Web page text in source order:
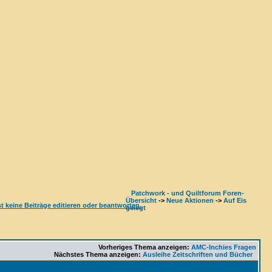
Patchwork - und Quiltforum Foren-
Übersicht -> Neue Aktionen -> Auf Eis
gelegt
Vorheriges Thema anzeigen: AMC-Inchies Fragen
Nächstes Thema anzeigen: Ausleihe Zeitschriften und Bücher